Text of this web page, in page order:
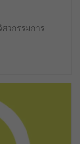
วกรรมการ